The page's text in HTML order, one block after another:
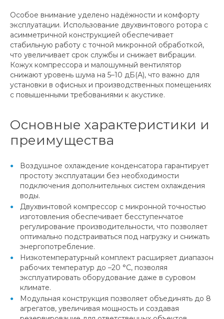
Особое внимание уделено надёжности и комфорту
эксплуатации. Использование двухвинтового ротора с
асимметричной конструкцией обеспечивает
стабильную работу с точной микронной обработкой,
что увеличивает срок службы и снижает вибрации.
Кожух компрессора и малошумный вентилятор
снижают уровень шума на 5–10 дБ(А), что важно для
установки в офисных и производственных помещениях
с повышенными требованиями к акустике.
Основные характеристики и
преимущества
Воздушное охлаждение конденсатора гарантирует
простоту эксплуатации без необходимости
подключения дополнительных систем охлаждения
воды.
Двухвинтовой компрессор с микронной точностью
изготовления обеспечивает бесступенчатое
регулирование производительности, что позволяет
оптимально подстраиваться под нагрузку и снижать
энергопотребление.
Низкотемпературный комплект расширяет диапазон
рабочих температур до –20 °C, позволяя
эксплуатировать оборудование даже в суровом
климате.
Модульная конструкция позволяет объединять до 8
агрегатов, увеличивая мощность и создавая